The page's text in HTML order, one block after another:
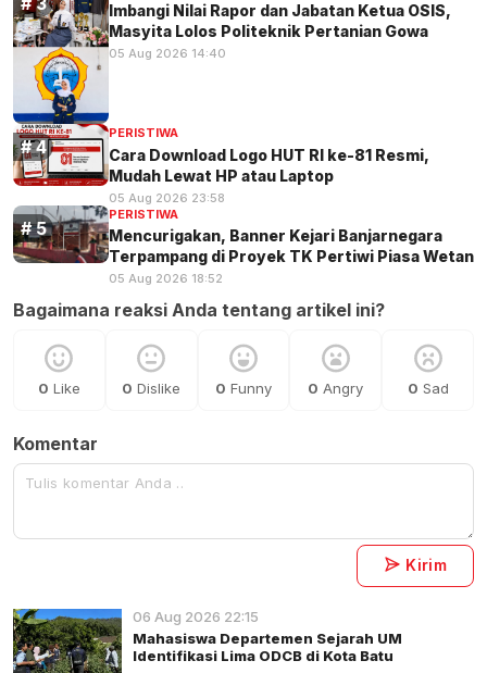
Imbangi Nilai Rapor dan Jabatan Ketua OSIS,
Masyita Lolos Politeknik Pertanian Gowa
05 Aug 2026 14:40
PERISTIWA
Cara Download Logo HUT RI ke-81 Resmi,
Mudah Lewat HP atau Laptop
05 Aug 2026 23:58
PERISTIWA
Mencurigakan, Banner Kejari Banjarnegara
Terpampang di Proyek TK Pertiwi Piasa Wetan
05 Aug 2026 18:52
Bagaimana reaksi Anda tentang artikel ini?
0 Like 0 Dislike 0 Funny 0 Angry 0 Sad
Komentar
Kirim
06 Aug 2026 22:15
Mahasiswa Departemen Sejarah UM
Identifikasi Lima ODCB di Kota Batu